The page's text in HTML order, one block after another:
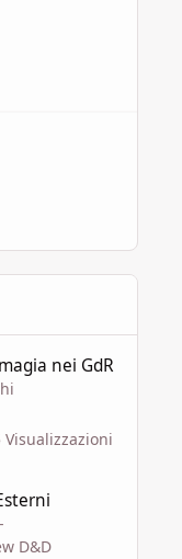
nei GdR
Visualizzazioni
D&D